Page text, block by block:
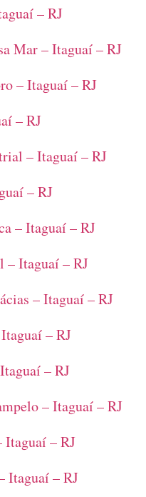
– RJ
Mar – Itaguaí – RJ
– Itaguaí – RJ
– RJ
– Itaguaí – RJ
– RJ
– Itaguaí – RJ
– Itaguaí – RJ
– Itaguaí – RJ
– RJ
– RJ
– Itaguaí – RJ
Itaguaí – RJ
Itaguaí – RJ